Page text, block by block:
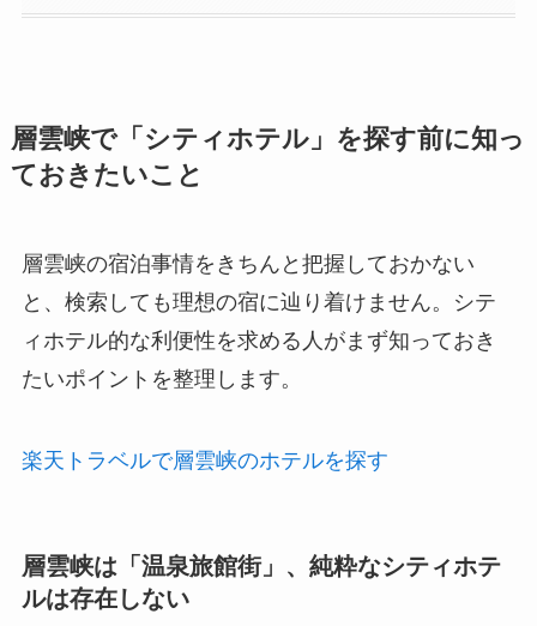
層雲峡で「シティホテル」を探す前に知っ
ておきたいこと
層雲峡の宿泊事情をきちんと把握しておかない
と、検索しても理想の宿に辿り着けません。シテ
ィホテル的な利便性を求める人がまず知っておき
たいポイントを整理します。
楽天トラベルで層雲峡のホテルを探す
層雲峡は「温泉旅館街」、純粋なシティホテ
ルは存在しない